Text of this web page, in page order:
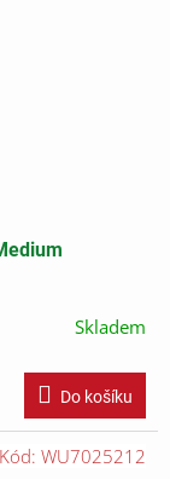
Skladem
Do košíku
Kód: WU7025212